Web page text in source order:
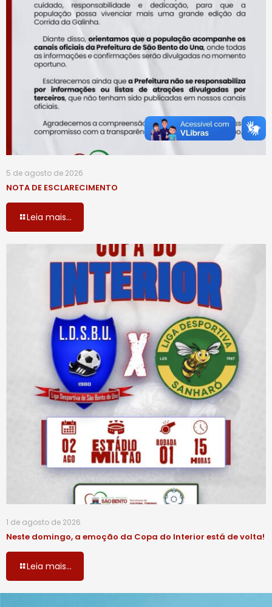
5 de agosto de 2026
NOTA DE ESCLARECIMENTO
Leia mais...
1 de agosto de 2026
Neste domingo, a emoção da Copa do Interior está de volta!
Leia mais...